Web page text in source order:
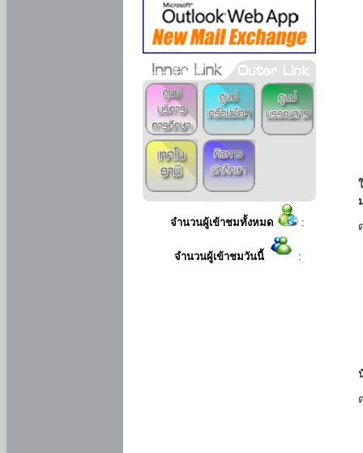
จำนวนผู้เข้าชมทั้งหมด :
จำนวนผู้เข้าชมวันนี้ :